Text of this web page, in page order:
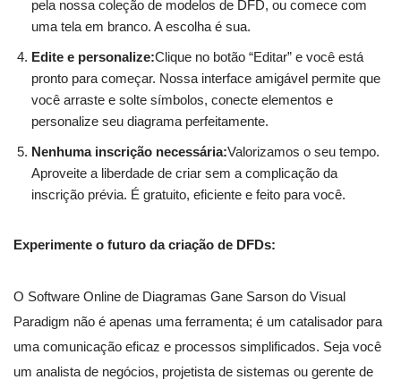
pela nossa coleção de modelos de DFD, ou comece com
uma tela em branco. A escolha é sua.
Edite e personalize:Clique no botão “Editar” e você está
pronto para começar. Nossa interface amigável permite que
você arraste e solte símbolos, conecte elementos e
personalize seu diagrama perfeitamente.
Nenhuma inscrição necessária:Valorizamos o seu tempo.
Aproveite a liberdade de criar sem a complicação da
inscrição prévia. É gratuito, eficiente e feito para você.
Experimente o futuro da criação de DFDs:
O Software Online de Diagramas Gane Sarson do Visual
Paradigm não é apenas uma ferramenta; é um catalisador para
uma comunicação eficaz e processos simplificados. Seja você
um analista de negócios, projetista de sistemas ou gerente de